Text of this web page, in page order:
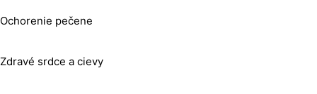
Ochorenie pečene
Zdravé srdce a cievy